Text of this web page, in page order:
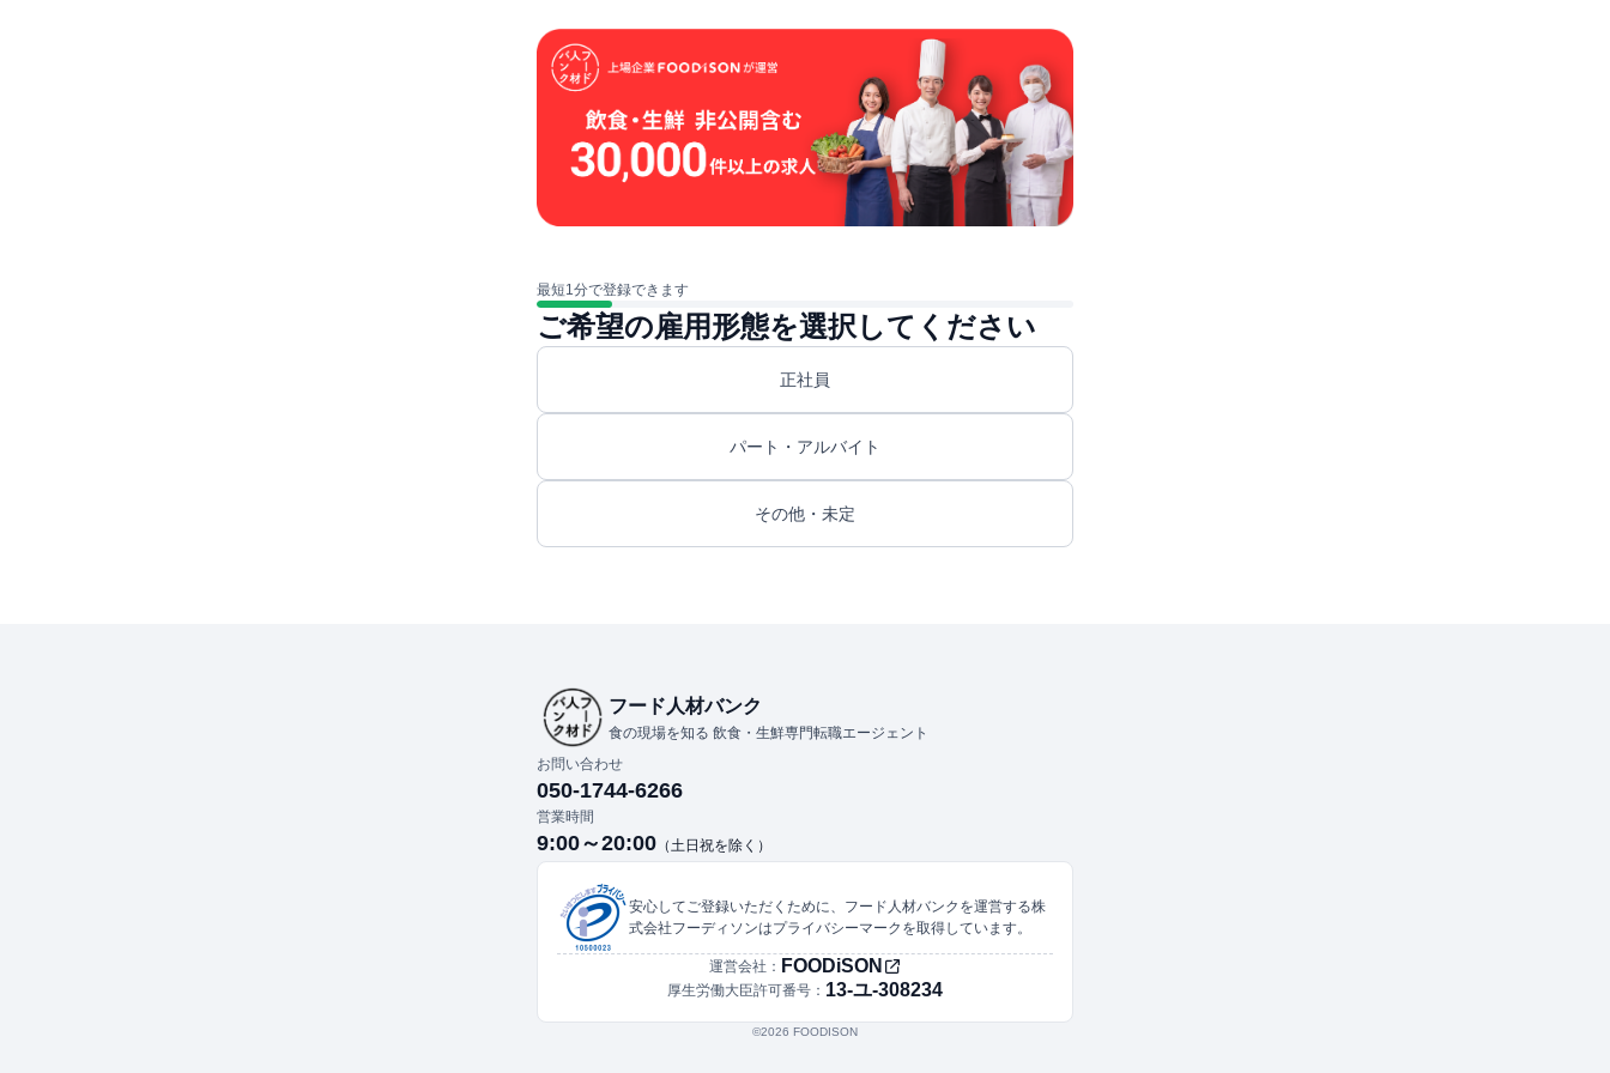
最短1分で登録できます
ご希望の雇用形態を選択してください
正社員
パート・アルバイト
その他・未定
フード人材バンク
食の現場を知る 飲食・生鮮専門転職エージェント
お問い合わせ
050-1744-6266
営業時間
9:00～20:00 （土日祝を除く）
安心してご登録いただくために、フード人材バンクを運営する株
式会社フーディソンはプライバシーマークを取得しています。
運営会社： FOODiSON
厚生労働大臣許可番号： 13-ユ-308234
©︎2026 FOODISON